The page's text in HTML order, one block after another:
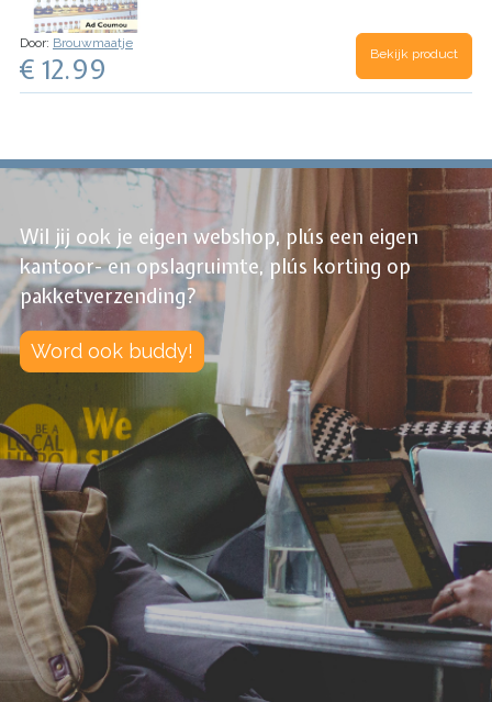
Door: Brouwmaatje
€ 12.99 Bekijk product
Wil jij ook je eigen webshop, plús een eigen
kantoor- en opslagruimte, plús korting op
pakketverzending?
Word ook buddy!